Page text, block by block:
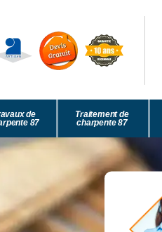
de
87
Traitement de
charpente 87